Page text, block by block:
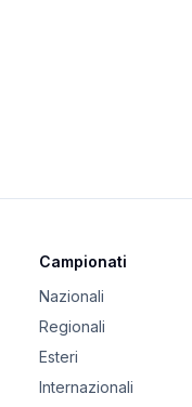
Campionati
Nazionali
Regionali
Esteri
Internazionali